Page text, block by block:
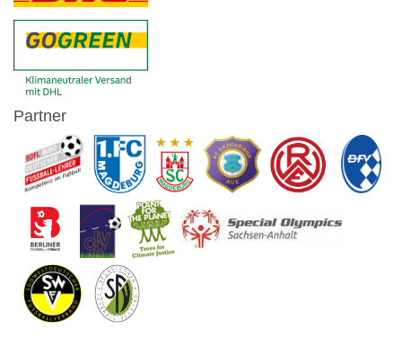
Partner